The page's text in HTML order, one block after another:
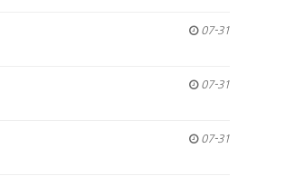
07-31
07-31
07-31